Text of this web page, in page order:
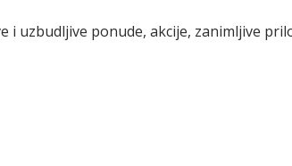
i uzbudljive ponude, akcije, zanimljive